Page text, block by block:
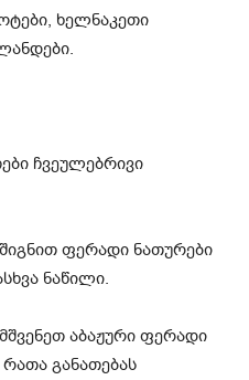
ხელნაკეთი
ჩვეულებრივი
ფერადი ნათურები
ნაწილი.
აბაჟური ფერადი
განათებას